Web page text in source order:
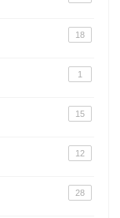
18
1
15
12
28